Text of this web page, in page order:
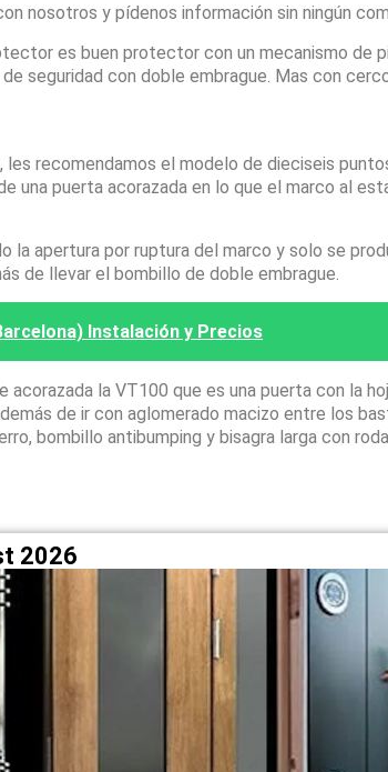
nosotros y pídenos información sin ningún
es buen protector con un mecanismo de
seguridad con doble embrague. Mas con
recomendamos el modelo de dieciseis
una puerta acorazada en lo que el marco al
la apertura por ruptura del marco y solo se
de llevar el bombillo de doble embrague.
Instalación y Precios
la VT100 que es una puerta con la
de ir con aglomerado macizo entre los
bombillo antibumping y bisagra larga con
2026